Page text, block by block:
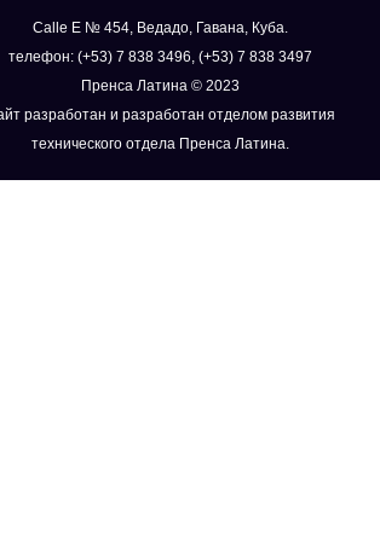
Calle E № 454, Ведадо, Гавана, Куба.
телефон: (+53) 7 838 3496, (+53) 7 838 3497
Пренса Латина © 2023
разработан и разработан отделом развития
технического отдела Пренса Латина.